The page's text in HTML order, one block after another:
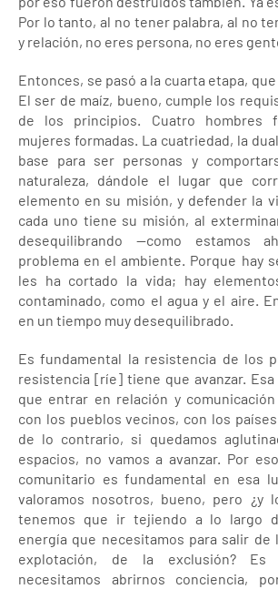
Por lo tanto, al no tener palabra, al no
y relación, no eres persona, no eres
Entonces, se pasó a la cuarta etapa,
El ser de maíz, bueno, cumple los
de los principios. Cuatro hombres
mujeres formadas. La cuatriedad, la
base para ser personas y
naturaleza, dándole el lugar que
elemento en su misión, y defender la
cada uno tiene su misión, al
desequilibrando —como estamos
problema en el ambiente. Porque hay
les ha cortado la vida; hay
contaminado, como el agua y el aire.
en un tiempo muy desequilibrado.
Es fundamental la resistencia de los
resistencia [ríe] tiene que avanzar.
que entrar en relación y
con los pueblos vecinos, con los
de lo contrario, si quedamos
espacios, no vamos a avanzar. Por
comunitario es fundamental en esa
valoramos nosotros, bueno, pero ¿y
tenemos que ir tejiendo a lo largo
energía que necesitamos para salir de
explotación, de la exclusión? Es
necesitamos abrirnos conciencia,